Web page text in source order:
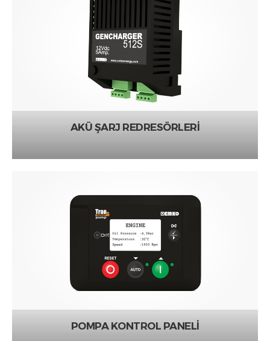
AKÜ ŞARJ REDRESÖRLERİ
POMPA KONTROL PANELİ